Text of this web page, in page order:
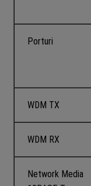
Porturi
WDM TX
WDM RX
Network Media